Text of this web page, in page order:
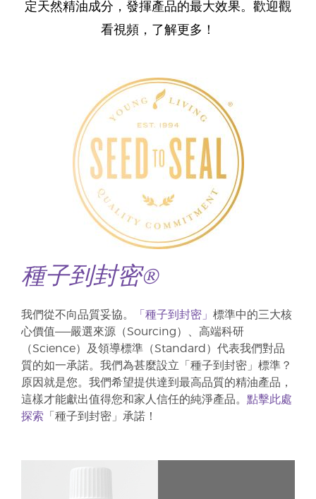
定天然精油成分，發揮產品的最大效果。歡迎觀
看視頻，了解更多！
種子到封密®
我們從不向品質妥協。 「種子到封密」 標準中的三大核
心價值——嚴選來源（Sourcing）、高端科研
（Science）及領導標準（Standard）代表我們對品
質的如一承諾。我們為甚麼設立「種子到封密」標準？
原因就是您。我們希望提供達到最高品質的精油產品，
這樣才能獻出值得您和家人信任的純淨產品。 點擊此處
探索 「種子到封密」承諾！